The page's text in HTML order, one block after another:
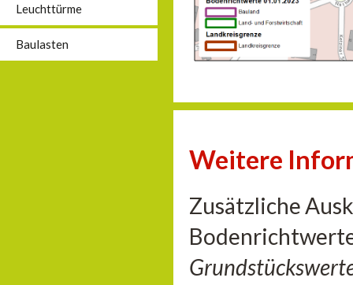
Leuchttürme
Baulasten
Weitere
Zusätzliche